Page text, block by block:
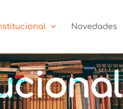
Novedades